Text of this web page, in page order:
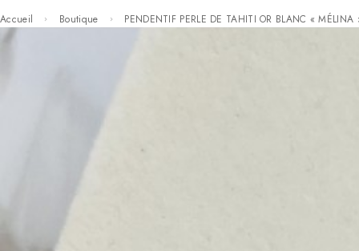
Accueil Boutique PENDENTIF PERLE DE TAHITI OR BLANC « MÉLINA